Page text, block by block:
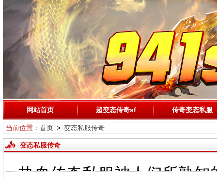
网站首页 超变态传奇sf 传奇变态私服
当前位置： 首页> 变态私服传奇
变态私服传奇
热血传奇私服被人们所熟知